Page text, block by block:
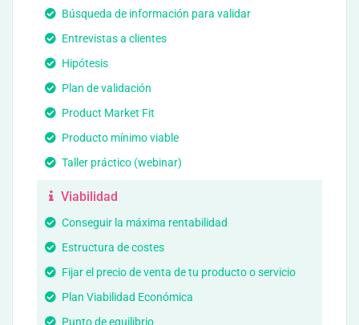
Búsqueda de información para validar
Entrevistas a clientes
Hipótesis
Plan de validación
Product Market Fit
Producto mínimo viable
Taller práctico (webinar)
Viabilidad
Conseguir la máxima rentabilidad
Estructura de costes
Fijar el precio de venta de tu producto o servicio
Plan Viabilidad Económica
Punto de equilibrio